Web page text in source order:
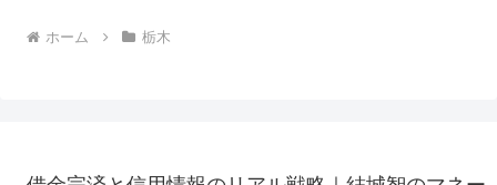
ホーム 栃木